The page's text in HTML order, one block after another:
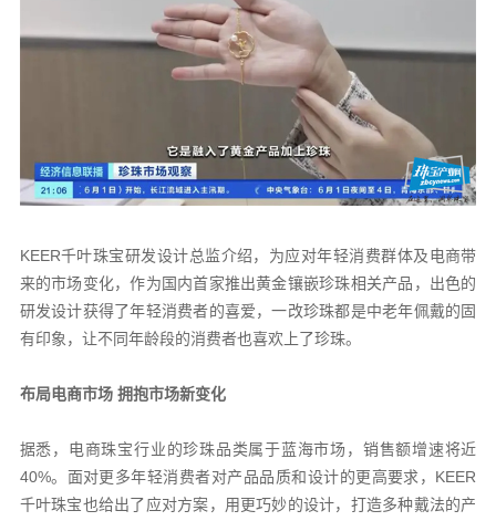
KEER千叶珠宝研发设计总监介绍，为应对年轻消费群体及电商带
来的市场变化，作为国内首家推出黄金镶嵌珍珠相关产品，出色的
研发设计获得了年轻消费者的喜爱，一改珍珠都是中老年佩戴的固
有印象，让不同年龄段的消费者也喜欢上了珍珠。
布局电商市场 拥抱市场新变化
据悉，电商珠宝行业的珍珠品类属于蓝海市场，销售额增速将近
40%。面对更多年轻消费者对产品品质和设计的更高要求，KEER
千叶珠宝也给出了应对方案，用更巧妙的设计，打造多种戴法的产